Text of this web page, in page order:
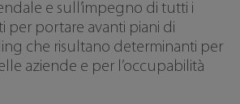
e sull’impegno di tutti i
per portare avanti piani di
che risultano determinanti per
aziende e per l’occupabilità